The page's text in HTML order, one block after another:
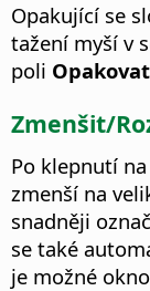
Opakující se
tažení myší v
poli
Zmenšit/
Po klepnutí
zmenší na
snadněji
se také
je možné